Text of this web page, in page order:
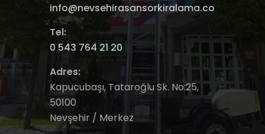
info@nevsehirasansorkiralama.com
Tel:
0 543 764 21 20
Adres:
Kapucubaşı, Tataroğlu Sk. No:25,
50100
Nevşehir / Merkez